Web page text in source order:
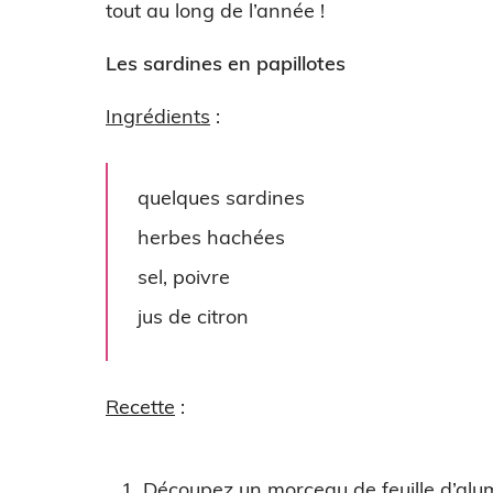
tout au long de l’année !
Les sardines en papillotes
Ingrédients :
quelques sardines
herbes hachées
sel, poivre
jus de citron
Recette :